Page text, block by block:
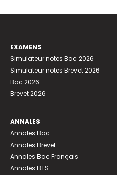
EXAMENS
Simulateur notes Bac 2026
Simulateur notes Brevet 2026
Bac 2026
Brevet 2026
ANNALES
Annales Bac
Annales Brevet
Annales Bac Français
Annales BTS